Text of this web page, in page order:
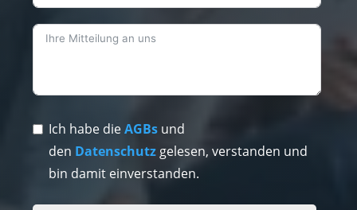
Ich habe dieAGBs und
den Datenschutzgelesen, verstanden und
bin damit einverstanden.